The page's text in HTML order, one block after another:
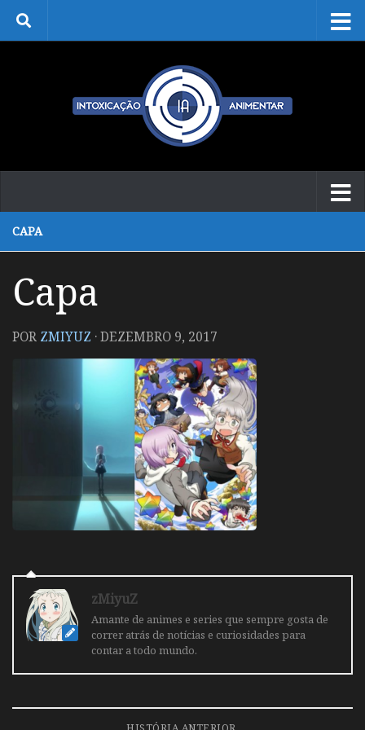
Skip to content
CAPA
Capa
POR ZMIYUZ ·DEZEMBRO 9, 2017
zMiyuZ
Amante de animes e series que sempre gosta de
correr atrás de notícias e curiosidades para
contar a todo mundo.